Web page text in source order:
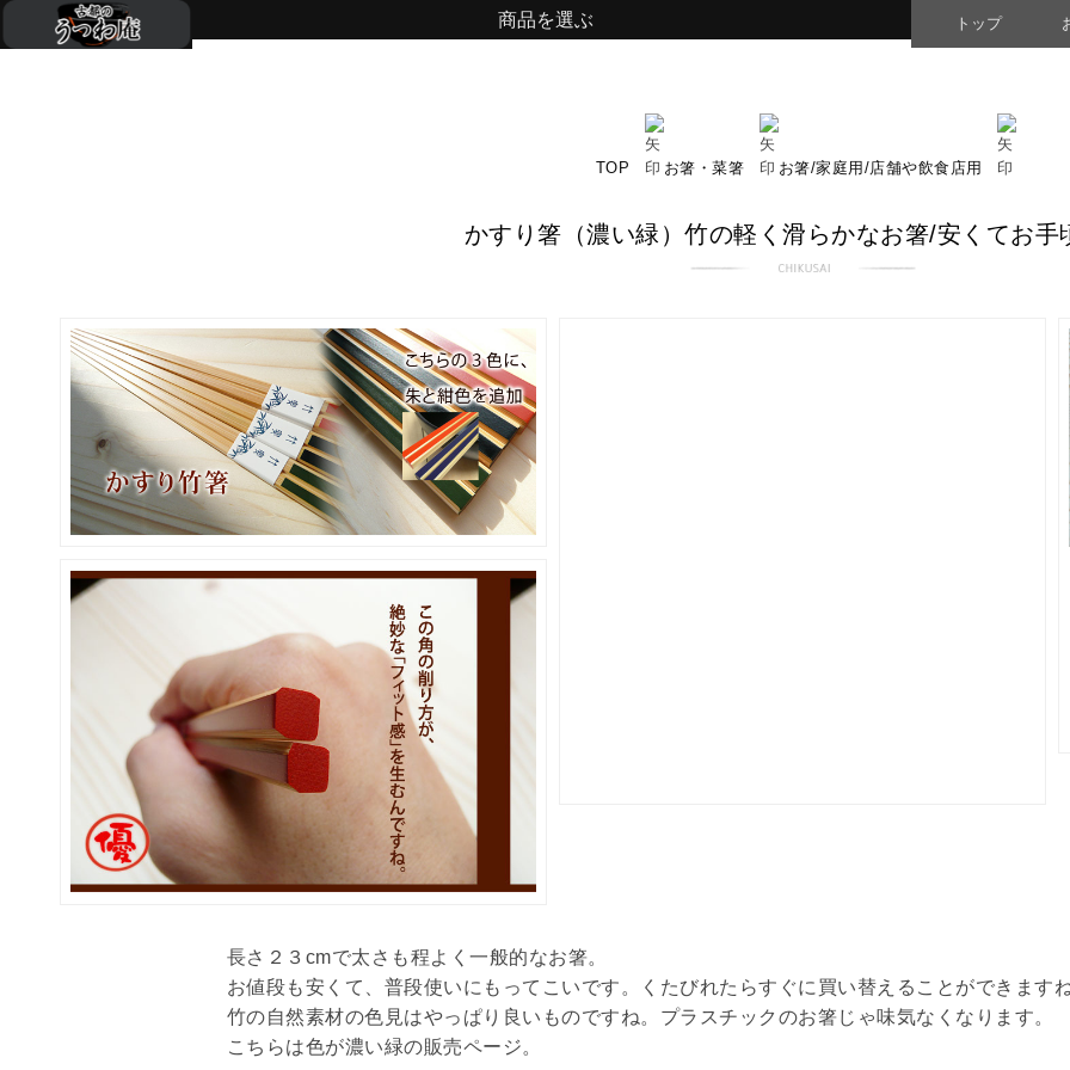
商品を選ぶ トップ
TOP お箸・菜箸 お箸/家庭用/店舗や飲食店用
かすり箸（濃い緑）竹の軽く滑らかなお箸/安くてお手
長さ２３cmで太さも程よく一般的なお箸。
お値段も安くて、普段使いにもってこいです。くたびれたらすぐに買い替えることができます
竹の自然素材の色見はやっぱり良いものですね。プラスチックのお箸じゃ味気なくなります。
こちらは色が濃い緑の販売ページ。